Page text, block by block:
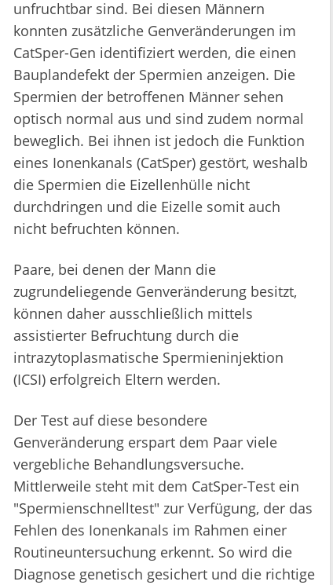
unfruchtbar sind. Bei diesen Männern
konnten zusätzliche Genveränderungen im
CatSper-Gen identifiziert werden, die einen
Bauplandefekt der Spermien anzeigen. Die
Spermien der betroffenen Männer sehen
optisch normal aus und sind zudem normal
beweglich. Bei ihnen ist jedoch die Funktion
eines Ionenkanals (CatSper) gestört, weshalb
die Spermien die Eizellenhülle nicht
durchdringen und die Eizelle somit auch
nicht befruchten können.
Paare, bei denen der Mann die
zugrundeliegende Genveränderung besitzt,
können daher ausschließlich mittels
assistierter Befruchtung durch die
intrazytoplasmatische Spermieninjektion
(ICSI) erfolgreich Eltern werden.
Der Test auf diese besondere
Genveränderung erspart dem Paar viele
vergebliche Behandlungsversuche.
Mittlerweile steht mit dem CatSper-Test ein
"Spermienschnelltest" zur Verfügung, der das
Fehlen des Ionenkanals im Rahmen einer
Routineuntersuchung erkennt. So wird die
Diagnose genetisch gesichert und die richtige